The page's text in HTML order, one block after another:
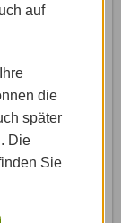
auf
die
später
Die
Sie